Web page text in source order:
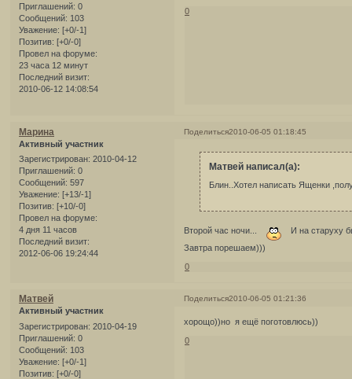
Приглашений: 0
Сообщений: 103
Уважение: [+0/-1]
Позитив: [+0/-0]
Провел на форуме:
23 часа 12 минут
Последний визит:
2010-06-12 14:08:54
0
Поделиться2010-06-05 01:18:45
Марина
Активный участник
Зарегистрирован: 2010-04-12
Приглашений: 0
Сообщений: 597
Уважение: [+13/-1]
Позитив: [+10/-0]
Провел на форуме:
4 дня 11 часов
Последний визит:
2012-06-06 19:24:44
Матвей написал(а):
Блин..Хотел написать Ященки
Второй час ночи...
И на старуху
Завтра порешаем)))
0
Поделиться2010-06-05 01:21:36
Матвей
Активный участник
Зарегистрирован: 2010-04-19
Приглашений: 0
Сообщений: 103
Уважение: [+0/-1]
Позитив: [+0/-0]
хорощо))но я ещё поготовлюсь))
0